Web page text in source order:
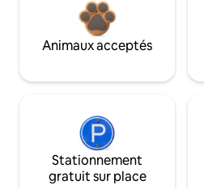
Animaux acceptés
Stationnement
gratuit sur place